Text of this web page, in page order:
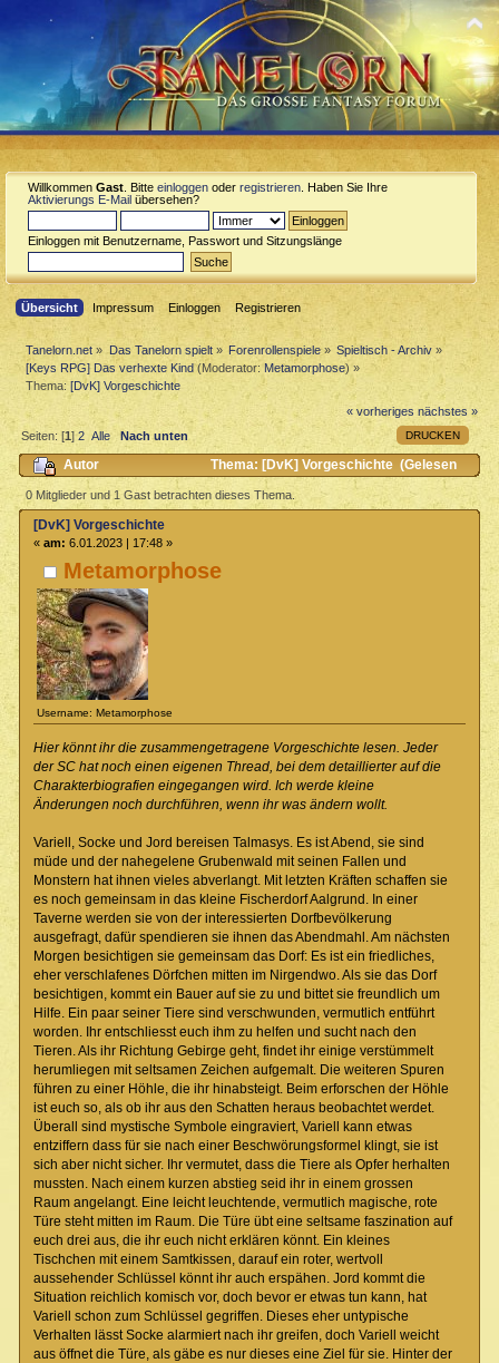
Willkommen Gast . Bitte einloggen oder registrieren . Haben Sie Ihre
Aktivierungs E-Mail übersehen?
Einloggen mit Benutzername, Passwort und Sitzungslänge
Übersicht Impressum Einloggen Registrieren
Tanelorn.net » Das Tanelorn spielt» Forenrollenspiele» Spieltisch - Archiv »
[Keys RPG] Das verhexte Kind(Moderator: Metamorphose) »
Thema:[DvK] Vorgeschichte
« vorheriges nächstes »
DRUCKEN
Seiten: [1]2 Alle Nach unten
Autor
Thema: [DvK] Vorgeschichte (Gelesen
4337 mal)
0 Mitglieder und 1 Gast betrachten dieses Thema.
Metamorphose
Username: Metamorphose
[DvK] Vorgeschichte
« am: 6.01.2023 | 17:48 »
Hier könnt ihr die zusammengetragene Vorgeschichte lesen. Jeder
der SC hat noch einen eigenen Thread, bei dem detaillierter auf die
Charakterbiografien eingegangen wird. Ich werde kleine
Änderungen noch durchführen, wenn ihr was ändern wollt.
Variell, Socke und Jord bereisen Talmasys. Es ist Abend, sie sind
müde und der nahegelene Grubenwald mit seinen Fallen und
Monstern hat ihnen vieles abverlangt. Mit letzten Kräften schaffen sie
es noch gemeinsam in das kleine Fischerdorf Aalgrund. In einer
Taverne werden sie von der interessierten Dorfbevölkerung
ausgefragt, dafür spendieren sie ihnen das Abendmahl. Am nächsten
Morgen besichtigen sie gemeinsam das Dorf: Es ist ein friedliches,
eher verschlafenes Dörfchen mitten im Nirgendwo. Als sie das Dorf
besichtigen, kommt ein Bauer auf sie zu und bittet sie freundlich um
Hilfe. Ein paar seiner Tiere sind verschwunden, vermutlich entführt
worden. Ihr entschliesst euch ihm zu helfen und sucht nach den
Tieren. Als ihr Richtung Gebirge geht, findet ihr einige verstümmelt
herumliegen mit seltsamen Zeichen aufgemalt. Die weiteren Spuren
führen zu einer Höhle, die ihr hinabsteigt. Beim erforschen der Höhle
ist euch so, als ob ihr aus den Schatten heraus beobachtet werdet.
Überall sind mystische Symbole eingraviert, Variell kann etwas
entziffern dass für sie nach einer Beschwörungsformel klingt, sie ist
sich aber nicht sicher. Ihr vermutet, dass die Tiere als Opfer herhalten
mussten. Nach einem kurzen abstieg seid ihr in einem grossen
Raum angelangt. Eine leicht leuchtende, vermutlich magische, rote
Türe steht mitten im Raum. Die Türe übt eine seltsame faszination auf
euch drei aus, die ihr euch nicht erklären könnt. Ein kleines
Tischchen mit einem Samtkissen, darauf ein roter, wertvoll
aussehender Schlüssel könnt ihr auch erspähen. Jord kommt die
Situation reichlich komisch vor, doch bevor er etwas tun kann, hat
Variell schon zum Schlüssel gegriffen. Dieses eher untypische
Verhalten lässt Socke alarmiert nach ihr greifen, doch Variell weicht
aus öffnet die Türe, als gäbe es nur dieses eine Ziel für sie. Hinter der